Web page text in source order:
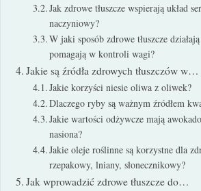
Jak zdrowe tłuszcze wspierają układ
naczyniowy?
W jaki sposób zdrowe tłuszcze
pomagają w kontroli wagi?
Jakie są źródła zdrowych tłuszczów w…
Jakie korzyści niesie oliwa z oliwek?
Dlaczego ryby są ważnym źródłem
Jakie wartości odżywcze mają
nasiona?
Jakie oleje roślinne są korzystne dla
rzepakowy, lniany, słonecznikowy?
Jak wprowadzić zdrowe tłuszcze do…